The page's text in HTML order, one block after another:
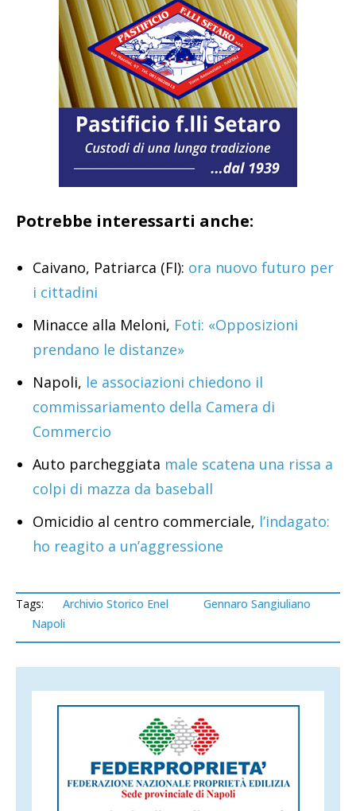
Potrebbe interessarti anche:
Caivano, Patriarca (FI): ora nuovo futuro per
i cittadini
Minacce alla Meloni, Foti: «Opposizioni
prendano le distanze»
Napoli, le associazioni chiedono il
commissariamento della Camera di
Commercio
Auto parcheggiata male scatena una rissa a
colpi di mazza da baseball
Omicidio al centro commerciale, l’indagato:
ho reagito a un’aggressione
Tags: Archivio Storico Enel
Gennaro Sangiuliano
Napoli